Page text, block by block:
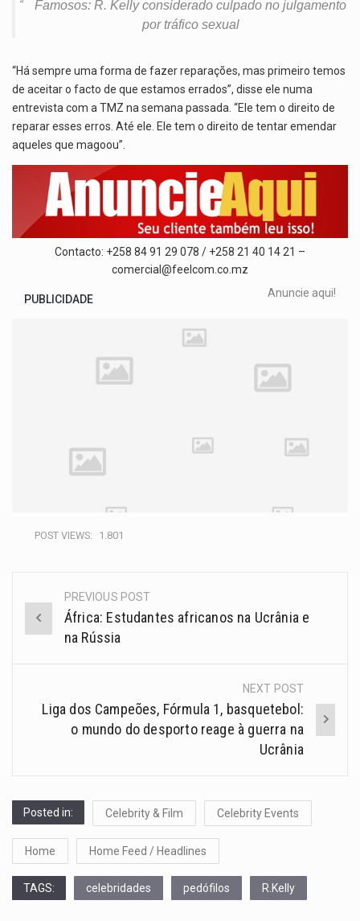
Famosos: R. Kelly considerado culpado no julgamento
por tráfico sexual
“Há sempre uma forma de fazer reparações, mas primeiro temos
de aceitar o facto de que estamos errados”, disse ele numa
entrevista com a TMZ na semana passada. “Ele tem o direito de
reparar esses erros. Até ele. Ele tem o direito de tentar emendar
aqueles que magoou”.
Contacto: +258 84 91 29 078 / +258 21 40 14 21 –
comercial@feelcom.co.mz
PUBLICIDADE Anuncie aqui!
POST VIEWS: 1.801
PREVIOUS POST
África: Estudantes africanos na Ucrânia e
na Rússia
NEXT POST
Liga dos Campeões, Fórmula 1, basquetebol:
o mundo do desporto reage à guerra na
Ucrânia
Posted in: Celebrity & Film Celebrity Events
Home Home Feed / Headlines
TAGS: celebridades pedófilos R.Kelly